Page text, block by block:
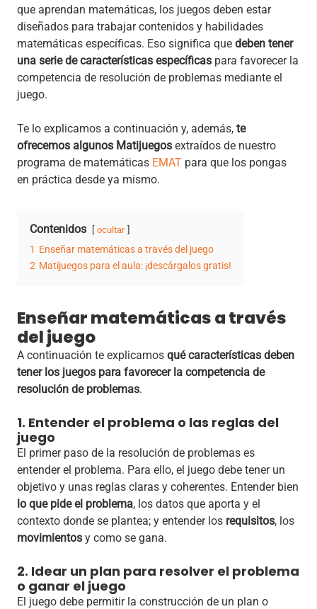
que aprendan matemáticas, los juegos deben estar
diseñados para trabajar contenidos y habilidades
matemáticas específicas. Eso significa que deben tener
una serie de características específicas para favorecer la
competencia de resolución de problemas mediante el
juego.
Te lo explicamos a continuación y, además, te
ofrecemos algunos Matijuegos extraídos de nuestro
programa de matemáticas EMAT para que los pongas
en práctica desde ya mismo.
Contenidos ocultar
1 Enseñar matemáticas a través del juego
2 Matijuegos para el aula: ¡descárgalos gratis!
Enseñar matemáticas a través
del juego
A continuación te explicamos qué características deben
tener los juegos para favorecer la competencia de
resolución de problemas.
1. Entender el problema o las reglas del
juego
El primer paso de la resolución de problemas es
entender el problema. Para ello, el juego debe tener un
objetivo y unas reglas claras y coherentes. Entender bien
lo que pide el problema, los datos que aporta y el
contexto donde se plantea; y entender los requisitos, los
movimientos y como se gana.
2. Idear un plan para resolver el problema
o ganar el juego
El juego debe permitir la construcción de un plan o